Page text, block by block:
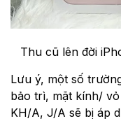
Thu cũ lên đời
Lưu ý, một số
bảo trì, mặt kính/
KH/A, J/A sẽ bị áp